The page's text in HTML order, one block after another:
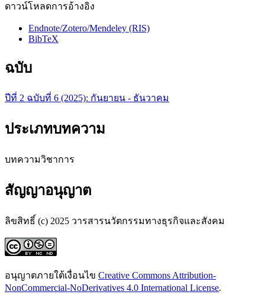
ดาวน์โหลดการอ้างอิง
Endnote/Zotero/Mendeley (RIS)
BibTeX
ฉบับ
ปีที่ 2 ฉบับที่ 6 (2025): กันยายน - ธันวาคม
ประเภทบทความ
บทความวิชาการ
สัญญาอนุญาต
ลิขสิทธิ์ (c) 2025 วารสารนวัตกรรมทางธุรกิจและสังคม
อนุญาตภายใต้เงื่อนไข Creative Commons Attribution-
NonCommercial-NoDerivatives 4.0 International License.